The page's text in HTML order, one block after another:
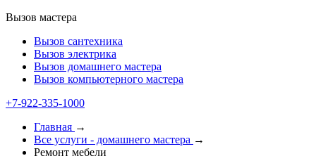
Вызов мастера
Вызов сантехника
Вызов электрика
Вызов домашнего мастера
Вызов компьютерного мастера
+7-922-335-1000
Главная →
Все услуги - домашнего мастера →
Ремонт мебели